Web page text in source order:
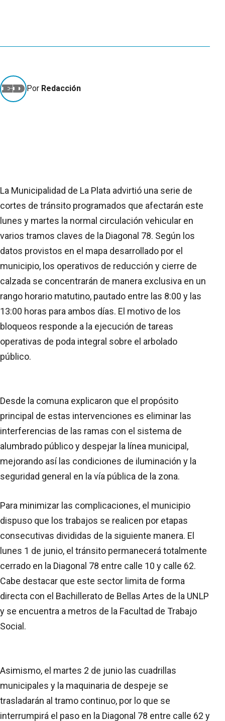
Por Redacción
La Municipalidad de La Plata advirtió una serie de
cortes de tránsito programados que afectarán este
lunes y martes la normal circulación vehicular en
varios tramos claves de la Diagonal 78. Según los
datos provistos en el mapa desarrollado por el
municipio, los operativos de reducción y cierre de
calzada se concentrarán de manera exclusiva en un
rango horario matutino, pautado entre las 8:00 y las
13:00 horas para ambos días. El motivo de los
bloqueos responde a la ejecución de tareas
operativas de poda integral sobre el arbolado
público.
Desde la comuna explicaron que el propósito
principal de estas intervenciones es eliminar las
interferencias de las ramas con el sistema de
alumbrado público y despejar la línea municipal,
mejorando así las condiciones de iluminación y la
seguridad general en la vía pública de la zona.
Para minimizar las complicaciones, el municipio
dispuso que los trabajos se realicen por etapas
consecutivas divididas de la siguiente manera. El
lunes 1 de junio, el tránsito permanecerá totalmente
cerrado en la Diagonal 78 entre calle 10 y calle 62.
Cabe destacar que este sector limita de forma
directa con el Bachillerato de Bellas Artes de la UNLP
y se encuentra a metros de la Facultad de Trabajo
Social.
Asimismo, el martes 2 de junio las cuadrillas
municipales y la maquinaria de despeje se
trasladarán al tramo continuo, por lo que se
interrumpirá el paso en la Diagonal 78 entre calle 62 y